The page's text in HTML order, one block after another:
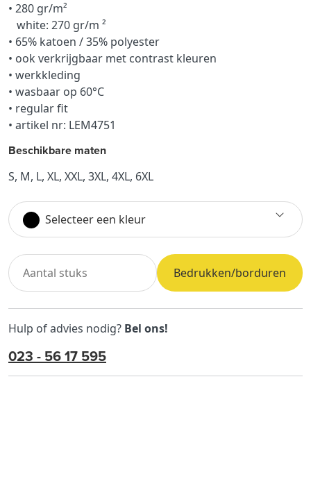
• 280 gr/m²
white: 270 gr/m ²
• 65% katoen / 35% polyester
• ook verkrijgbaar met contrast kleuren
• werkkleding
• wasbaar op 60°C
• regular fit
• artikel nr: LEM4751
Beschikbare maten
S, M, L, XL, XXL, 3XL, 4XL, 6XL
Selecteer een kleur
Bedrukken/borduren
Hulp of advies nodig? Bel ons!
023 - 56 17 595